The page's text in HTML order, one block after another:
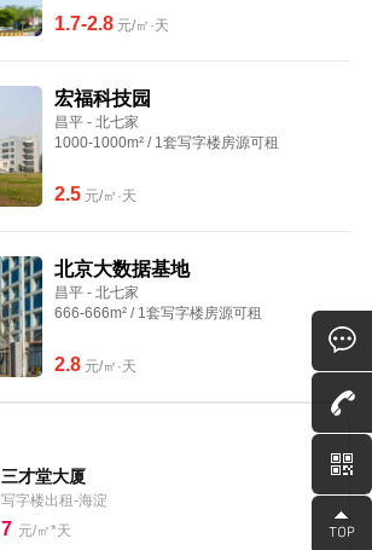
1.7-2.8元/㎡·天
宏福科技园
昌平 - 北七家
1000-1000m² / 1套写字楼房源可租
2.5元/㎡·天
北京大数据基地
昌平 - 北七家
666-666m² / 1套写字楼房源可租
2.8元/㎡·天
三才堂大厦
写字楼出租-海淀
7 元/㎡*天